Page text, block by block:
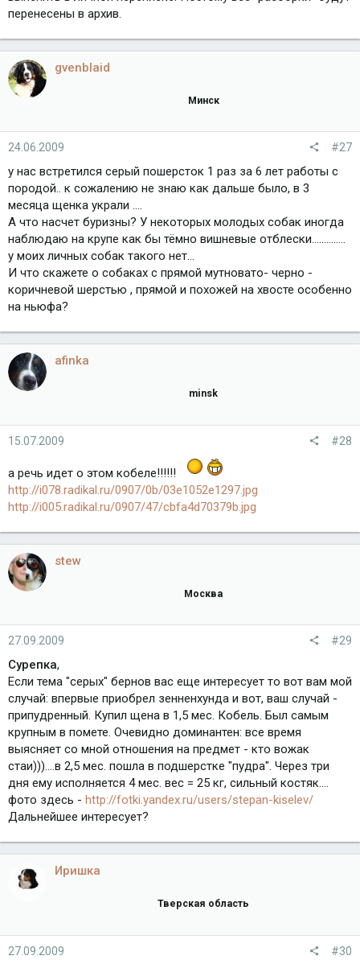
перенесены в архив.
gvenblaid
Минск
24.06.2009 #27
у нас встретился серый пошерсток 1 раз за 6 лет работы с
породой.. к сожалению не знаю как дальше было, в 3
месяца щенка украли ....
А что насчет буризны? У некоторых молодых собак иногда
наблюдаю на крупе как бы тёмно вишневые отблески..............
у моих личных собак такого нет...
И что скажете о собаках с прямой мутновато- черно -
коричневой шерстью , прямой и похожей на хвосте особенно
на ньюфа?
afinka
minsk
15.07.2009 #28
а речь идет о этом кобеле!!!!!!
http://i078.radikal.ru/0907/0b/03e1052e1297.jpg
http://i005.radikal.ru/0907/47/cbfa4d70379b.jpg
stew
Москва
27.09.2009 #29
Сурепка,
Eсли тема "серых" бернов вас еще интересует то вот вам мой
случай: впервые приобрел зенненхунда и вот, ваш случай -
припудренный. Купил щена в 1,5 мес. Кобель. Был самым
крупным в помете. Очевидно доминантен: все время
выясняет со мной отношения на предмет - кто вожак
стаи)))....в 2,5 мес. пошла в подшерстке "пудра". Через три
дня ему исполняется 4 мес. вес = 25 кг, сильный костяк....
фото здесь - http://fotki.yandex.ru/users/stepan-kiselev/
Дальнейшее интересует?
Иришка
Тверская область
27.09.2009 #30